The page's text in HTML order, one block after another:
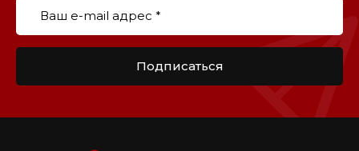
Подписаться